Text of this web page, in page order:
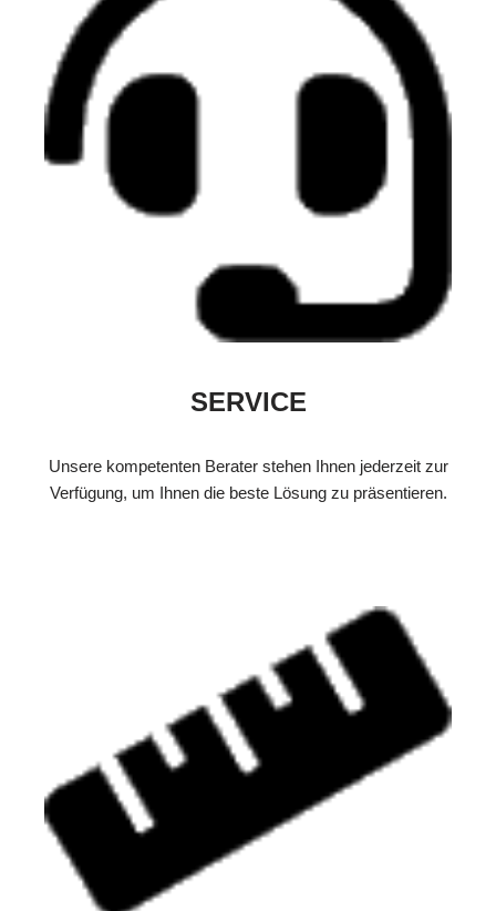
SERVICE
Unsere kompetenten Berater stehen Ihnen jederzeit zur
Verfügung, um Ihnen die beste Lösung zu präsentieren.